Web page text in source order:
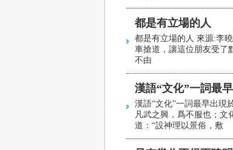
都是有立場的人
都是有立場的人 來源:李
車搶道，讓這位朋友受了
不由
漢語“文化”一詞最
漢語“文化”一詞最早出現
凡武之興，爲不服也；文
道：“設神理以景俗，敷